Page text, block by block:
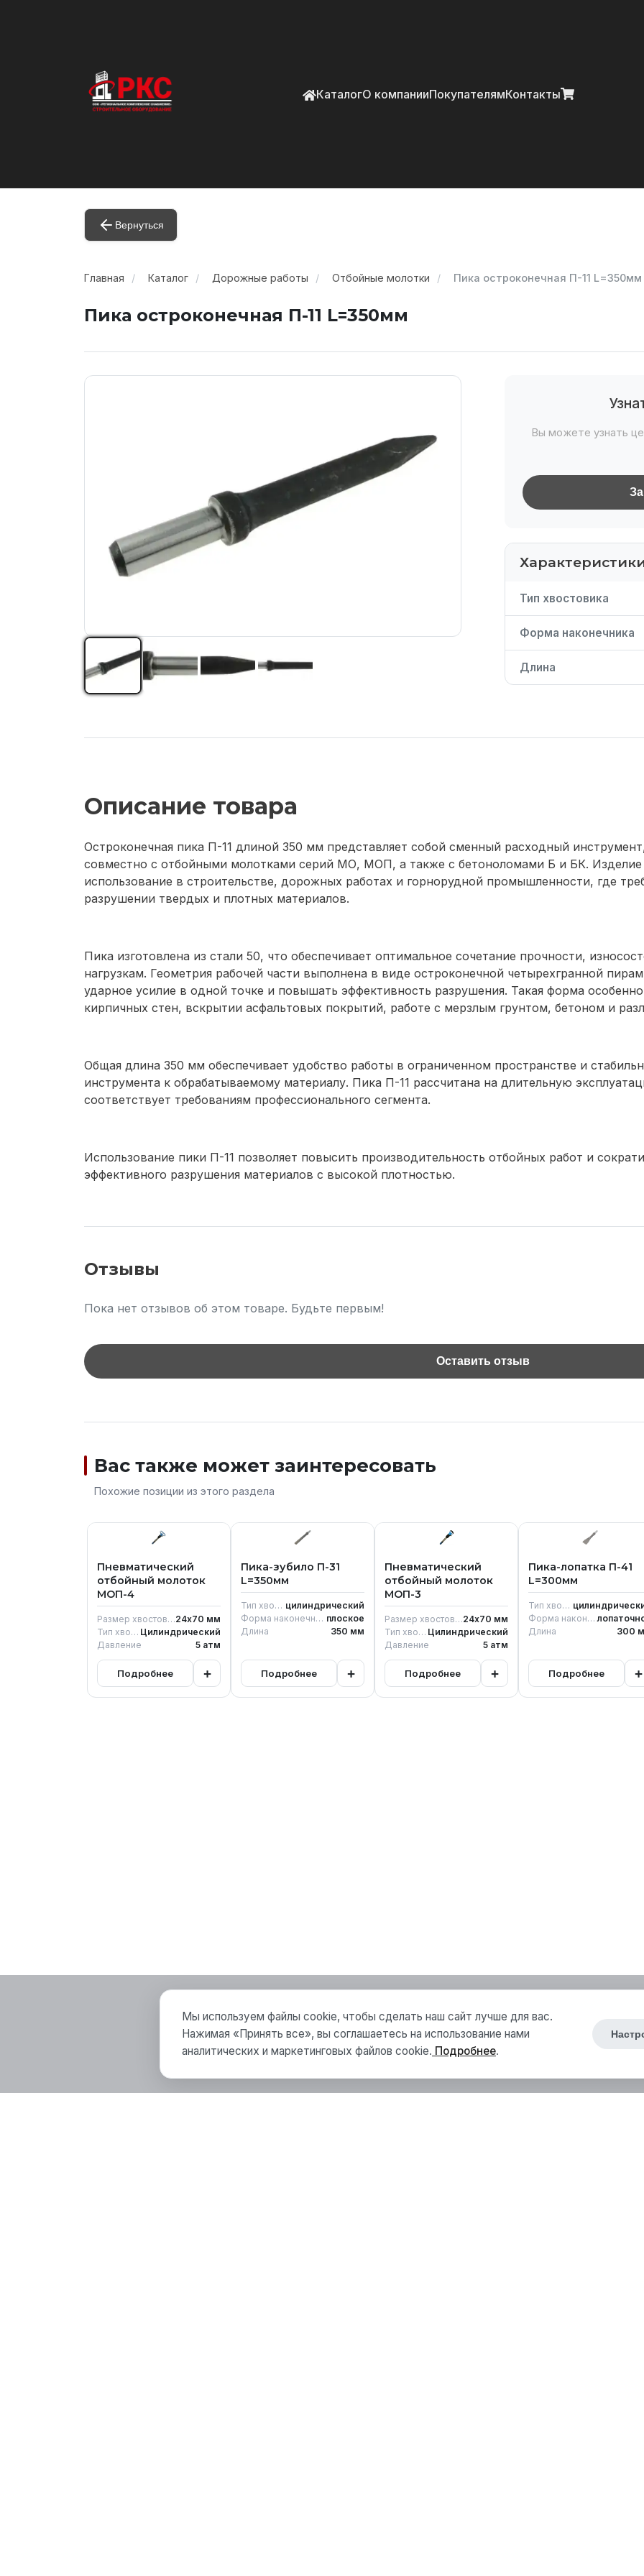
КаталогО компанииПокупателямКонтакты
Вернуться
Главная Каталог Дорожные работы Отбойные молотки Пика остроконечная П-11 L=350мм
Пика остроконечная П-11 L=350мм
Вы можете узнать
Тип хвостовика
Форма наконечника
Длина
Описание товара
Остроконечная пика П-11 длиной 350 мм представляет собой сменный расходный
совместно с отбойными молотками серий МО, МОП, а также с бетоноломами Б и БК. Изделие
использование в строительстве, дорожных работах и горнорудной промышленности, где
разрушении твердых и плотных материалов.
Пика изготовлена из стали 50, что обеспечивает оптимальное сочетание прочности,
нагрузкам. Геометрия рабочей части выполнена в виде остроконечной четырехгранной
ударное усилие в одной точке и повышать эффективность разрушения. Такая форма
кирпичных стен, вскрытии асфальтовых покрытий, работе с мерзлым грунтом, бетоном и
Общая длина 350 мм обеспечивает удобство работы в ограниченном пространстве и
инструмента к обрабатываемому материалу. Пика П-11 рассчитана на длительную
соответствует требованиям профессионального сегмента.
Использование пики П-11 позволяет повысить производительность отбойных работ и
эффективного разрушения материалов с высокой плотностью.
Отзывы
Пока нет отзывов об этом товаре. Будьте первым!
Оставить отзыв
Вас также может заинтересовать
Похожие позиции из этого раздела
Пневматический
отбойный молоток
МОП-4
Размер хвостовика24х70 мм
Тип хвостовика Цилиндрический
Давление
5 атм
Подробнее +
Пика-зубило П-31
L=350мм
Тип хвостовика цилиндрический
Форма наконечника плоское
Длина
350 мм
Подробнее +
Пневматический
отбойный молоток
МОП-3
Размер хвостовика24х70 мм
Тип хвостовика Цилиндрический
Давление
5 атм
Подробнее +
Пика-лопатка П-41
L=300мм
Тип хвостовика
Форма наконечника
Длина
300
Подробнее +
Мы используем файлы cookie, чтобы сделать наш сайт лучше для вас.
Нажимая «Принять все», вы соглашаетесь на использование нами
аналитических и маркетинговых файлов cookie. Подробнее.